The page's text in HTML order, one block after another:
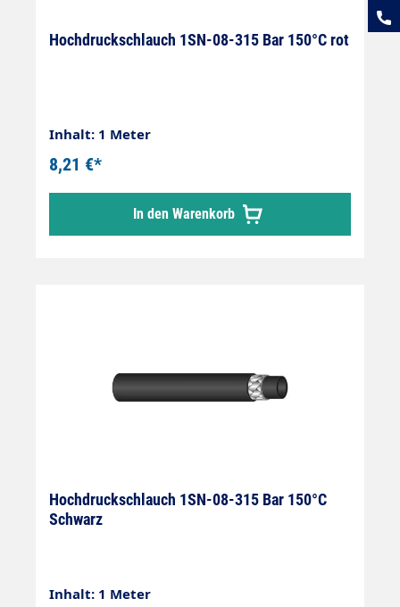
Hochdruckschlauch 1SN-08-315 Bar 150°C rot
Inhalt: 1 Meter
8,21 €*
In den Warenkorb
Hochdruckschlauch 1SN-08-315 Bar 150°C
Schwarz
Inhalt: 1 Meter